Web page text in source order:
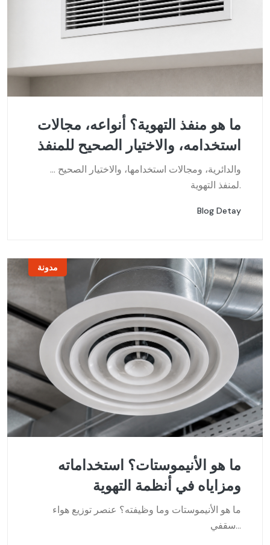
ما هو منفذ التهوية؟ أنواعه، مجالات
استخدامه، والاختيار الصحيح للمنفذ
... والدائرية، ومجالات استخدامها، والاختيار الصحيح
لمنفذ التهوية.
Blog Detay
مدونة
ما هو الأنيموستات؟ استخداماته
ومزاياه في أنظمة التهوية
ما هو الأنيموستات وما وظيفته؟ عنصر توزيع هواء
سقفي...